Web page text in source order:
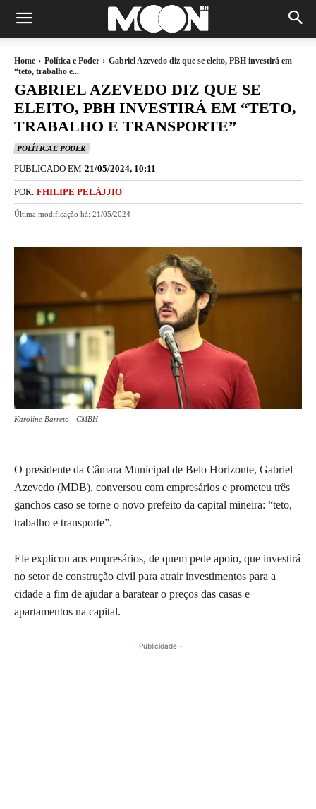
Home Política e Poder
Gabriel Azevedo diz que se eleito, PBH investirá em
“teto, trabalho e...
GABRIEL AZEVEDO DIZ QUE SE
ELEITO, PBH INVESTIRÁ EM “TETO,
TRABALHO E TRANSPORTE”
POLÍTICA E PODER
PUBLICADO EM 21/05/2024, 10:11
POR: FHILIPE PELÁJJIO
Última modificação há: 21/05/2024
Karoline Barreto - CMBH
O presidente da Câmara Municipal de Belo Horizonte, Gabriel
Azevedo (MDB), conversou com empresários e prometeu três
ganchos caso se torne o novo prefeito da capital mineira: “teto,
trabalho e transporte”.
Ele explicou aos empresários, de quem pede apoio, que investirá
no setor de construção civil para atrair investimentos para a
cidade a fim de ajudar a baratear o preços das casas e
apartamentos na capital.
- Publicidade -